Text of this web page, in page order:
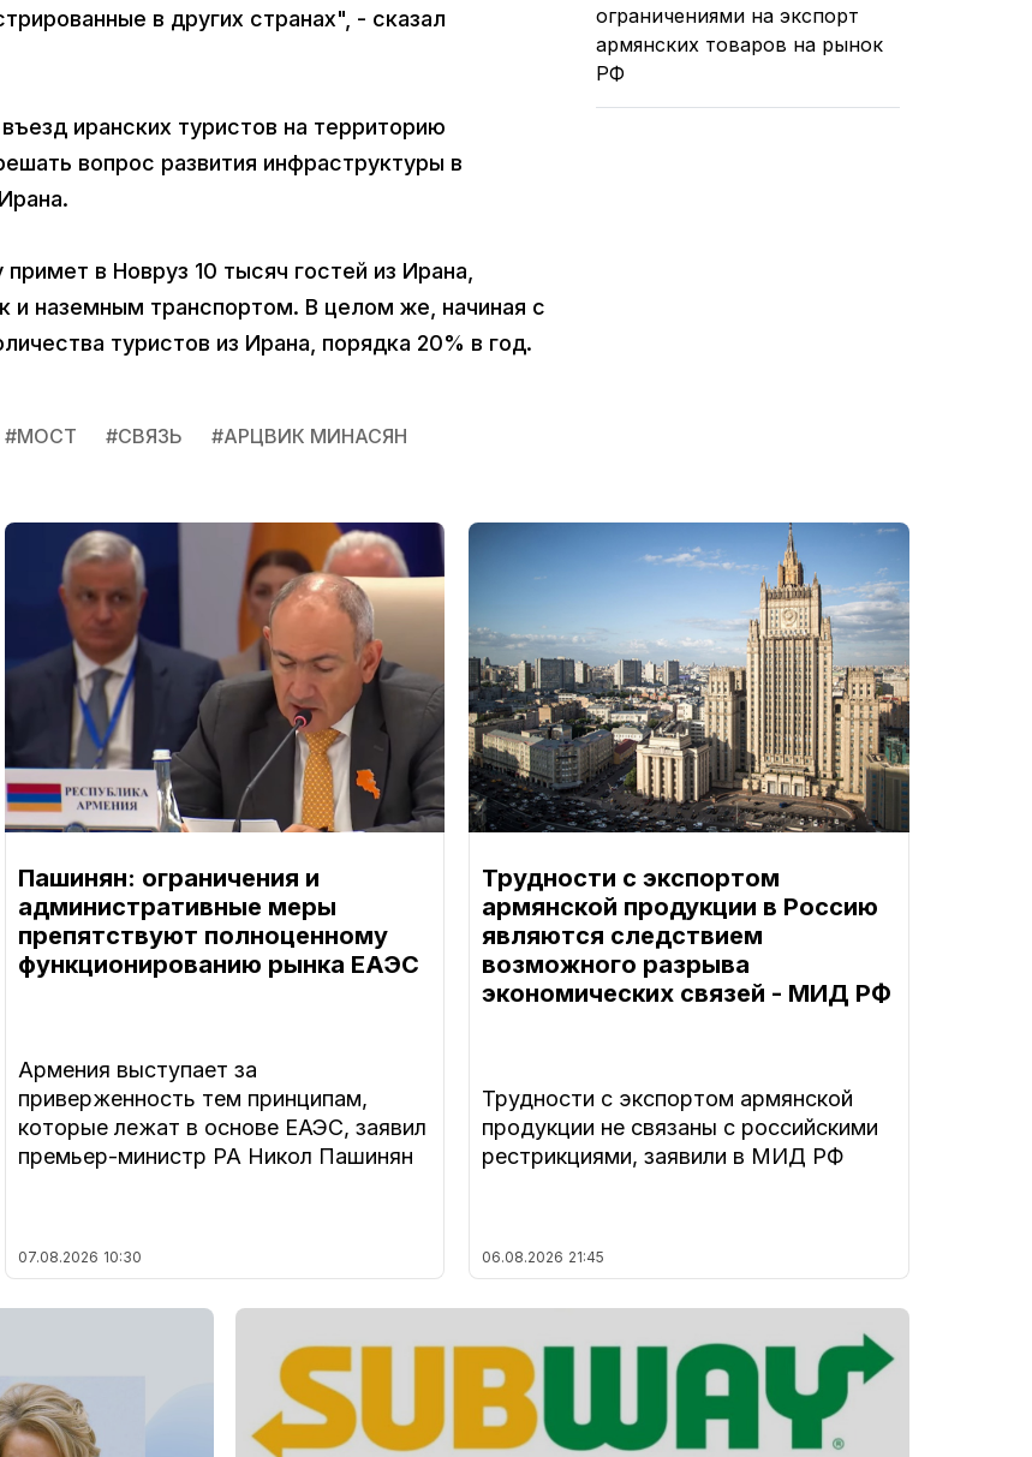
в других странах", - сказал
иранских туристов на территорию
вопрос развития инфраструктуры в
в Новруз 10 тысяч гостей из Ирана,
и наземным транспортом. В целом же, начиная с
туристов из Ирана, порядка 20% в год.
#МОСТ #СВЯЗЬ #АРЦВИК МИНАСЯН
ограничениями на экспорт
армянских товаров на рынок
РФ
Пашинян: ограничения и
административные меры
препятствуют полноценному
функционированию рынка ЕАЭС
Армения выступает за
приверженность тем принципам,
которые лежат в основе ЕАЭС, заявил
премьер-министр РА Никол Пашинян
07.08.2026 10:30
Трудности с экспортом
армянской продукции в Россию
являются следствием
возможного разрыва
экономических связей - МИД РФ
Трудности с экспортом армянской
продукции не связаны с российскими
рестрикциями, заявили в МИД РФ
06.08.2026 21:45